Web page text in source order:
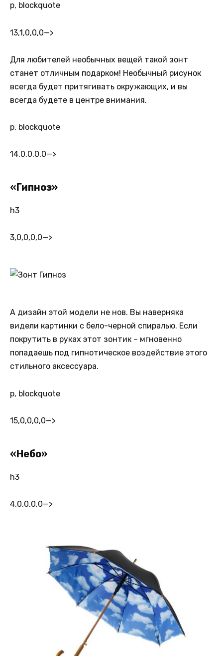
p, blockquote
13,1,0,0,0—>
Для любителей необычных вещей такой зонт
станет отличным подарком! Необычный рисунок
всегда будет притягивать окружающих, и вы
всегда будете в центре внимания.
p, blockquote
14,0,0,0,0—>
«Гипноз»
h3
3,0,0,0,0—>
А дизайн этой модели не нов. Вы наверняка
видели картинки с бело-черной спиралью. Если
покрутить в руках этот зонтик – мгновенно
попадаешь под гипнотическое воздействие этого
стильного аксессуара.
p, blockquote
15,0,0,0,0—>
«Небо»
h3
4,0,0,0,0—>